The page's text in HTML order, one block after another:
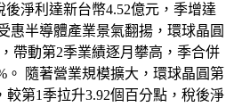
淨利達新台幣4.52億元，季增達
惠半導體產業景氣翻揚，環球晶圓
帶動第2季業績逐月攀高，季合併
。 隨著營業規模擴大，環球晶圓第
較第1季拉升3.92個百分點，稅後淨